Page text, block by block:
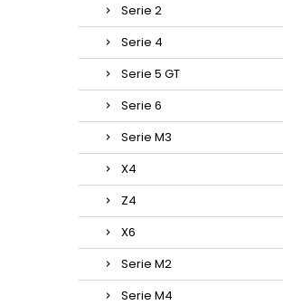
Serie 2
Serie 4
Serie 5 GT
Serie 6
Serie M3
X4
Z4
X6
Serie M2
Serie M4